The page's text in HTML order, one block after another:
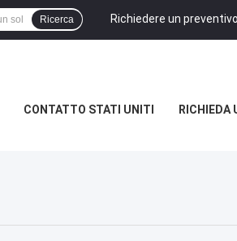
Richiedere un preventivo
Ricerca
CONTATTO STATI UNITI RICHIEDA